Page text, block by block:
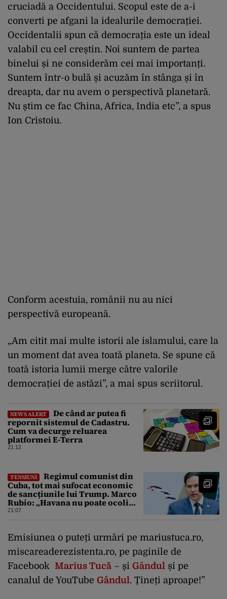
cruciadă a Occidentului. Scopul este de a-i
converti pe afgani la idealurile democrației.
Occidentalii spun că democrația este un ideal
valabil cu cel creștin. Noi suntem de partea
binelui și ne considerăm cei mai importanți.
Suntem într-o bulă și acuzăm în stânga și în
dreapta, dar nu avem o perspectivă planetară.
Nu știm ce fac China, Africa, India etc”, a spus
Ion Cristoiu.
Conform acestuia, românii nu au nici
perspectivă europeană.
„Am citit mai multe istorii ale islamului, care la
un moment dat avea toată planeta. Se spune că
toată istoria lumii merge către valorile
democrației de astăzi”, a mai spus scriitorul.
NEWS ALERT
De când ar putea fi
repornit sistemul de Cadastru.
Cum va decurge reluarea
platformei E-Terra
21:12
TENSIUNI
Regimul comunist din
Cuba, tot mai sufocat economic
de sancțiunile lui Trump. Marco
Rubio: „Havana nu poate ocoli
sancțiunile prin mimat reforme”
21:07
Emisiunea o puteți urmări pe mariustuca.ro,
miscareaderezistenta.ro, pe paginile de
Facebook Marius Tucă – și Gândul și pe
canalul de YouTube Gândul. Țineți aproape!”